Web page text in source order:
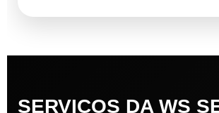
SERVIÇOS DA WS